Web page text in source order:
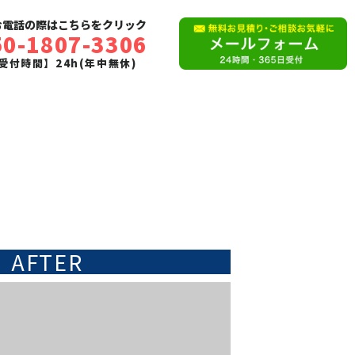
電話の際はこちらをクリック
1807-3306
付時間】24h(年中無休)
AFTER